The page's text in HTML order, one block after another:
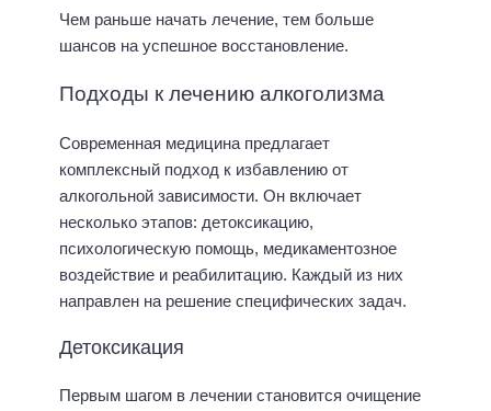
Чем раньше начать лечение, тем больше
шансов на успешное восстановление.
Подходы к лечению алкоголизма
Современная медицина предлагает
комплексный подход к избавлению от
алкогольной зависимости. Он включает
несколько этапов: детоксикацию,
психологическую помощь, медикаментозное
воздействие и реабилитацию. Каждый из них
направлен на решение специфических задач.
Детоксикация
Первым шагом в лечении становится очищение